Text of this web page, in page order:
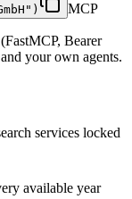
MCP
Bearer
your own agents.
services locked
available year